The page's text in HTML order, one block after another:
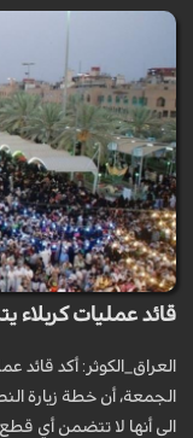
قائد عمليات
العراق_الكوثر: أكد قائد
الجمعة، أن خطة زيارة
الى أنها لا تتضمن أي قطع.